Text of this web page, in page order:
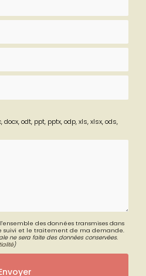
odt, ppt, pptx, odp, xls, xlsx, ods,
des données transmises dans
suivi et le traitement de ma demande.